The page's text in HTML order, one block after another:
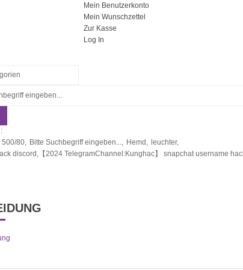
Mein Benutzerkonto
Mein Wunschzettel
Zur Kasse
Log In
500/80, Bitte Suchbegriff eingeben..., Hemd, leuchter,
discord,【2024 TelegramChannel:Kunghac】 snapchat username